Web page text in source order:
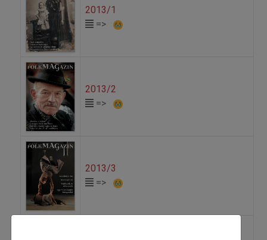
2013/1
=>
2013/2
=>
2013/3
=>